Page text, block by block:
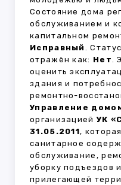
Состояние дома
обслуживанием и
капитальном
Исправный .
отражён как: Нет.
оценить
здания и
ремонтно-
Управление
организациейУК
31.05.2011,
санитарное
обслуживание,
уборку подъездов
прилегающей